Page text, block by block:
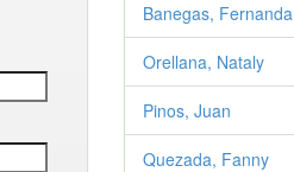
Banegas, Fernanda
Orellana, Nataly
Pinos, Juan
Quezada, Fanny